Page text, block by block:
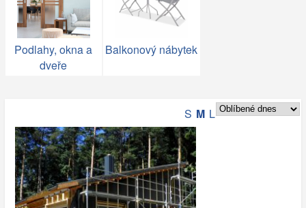
Podlahy, okna a
dveře
Balkonový nábytek
S M L